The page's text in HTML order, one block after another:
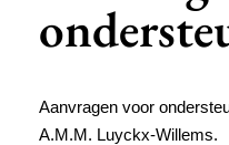
Aanvragen voor
A.M.M. Luyckx-Willems.